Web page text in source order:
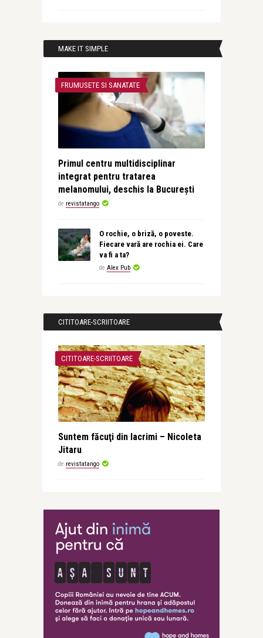
MAKE IT SIMPLE
FRUMUSETE SI SANATATE
Primul centru multidisciplinar
integrat pentru tratarea
melanomului, deschis la București
de revistatango
O rochie, o briză, o poveste.
Fiecare vară are rochia ei. Care
va fi a ta?
de Alex Pub
CITITOARE-SCRIITOARE
CITITOARE-SCRIITOARE
Suntem făcuţi din lacrimi – Nicoleta
Jitaru
de revistatango